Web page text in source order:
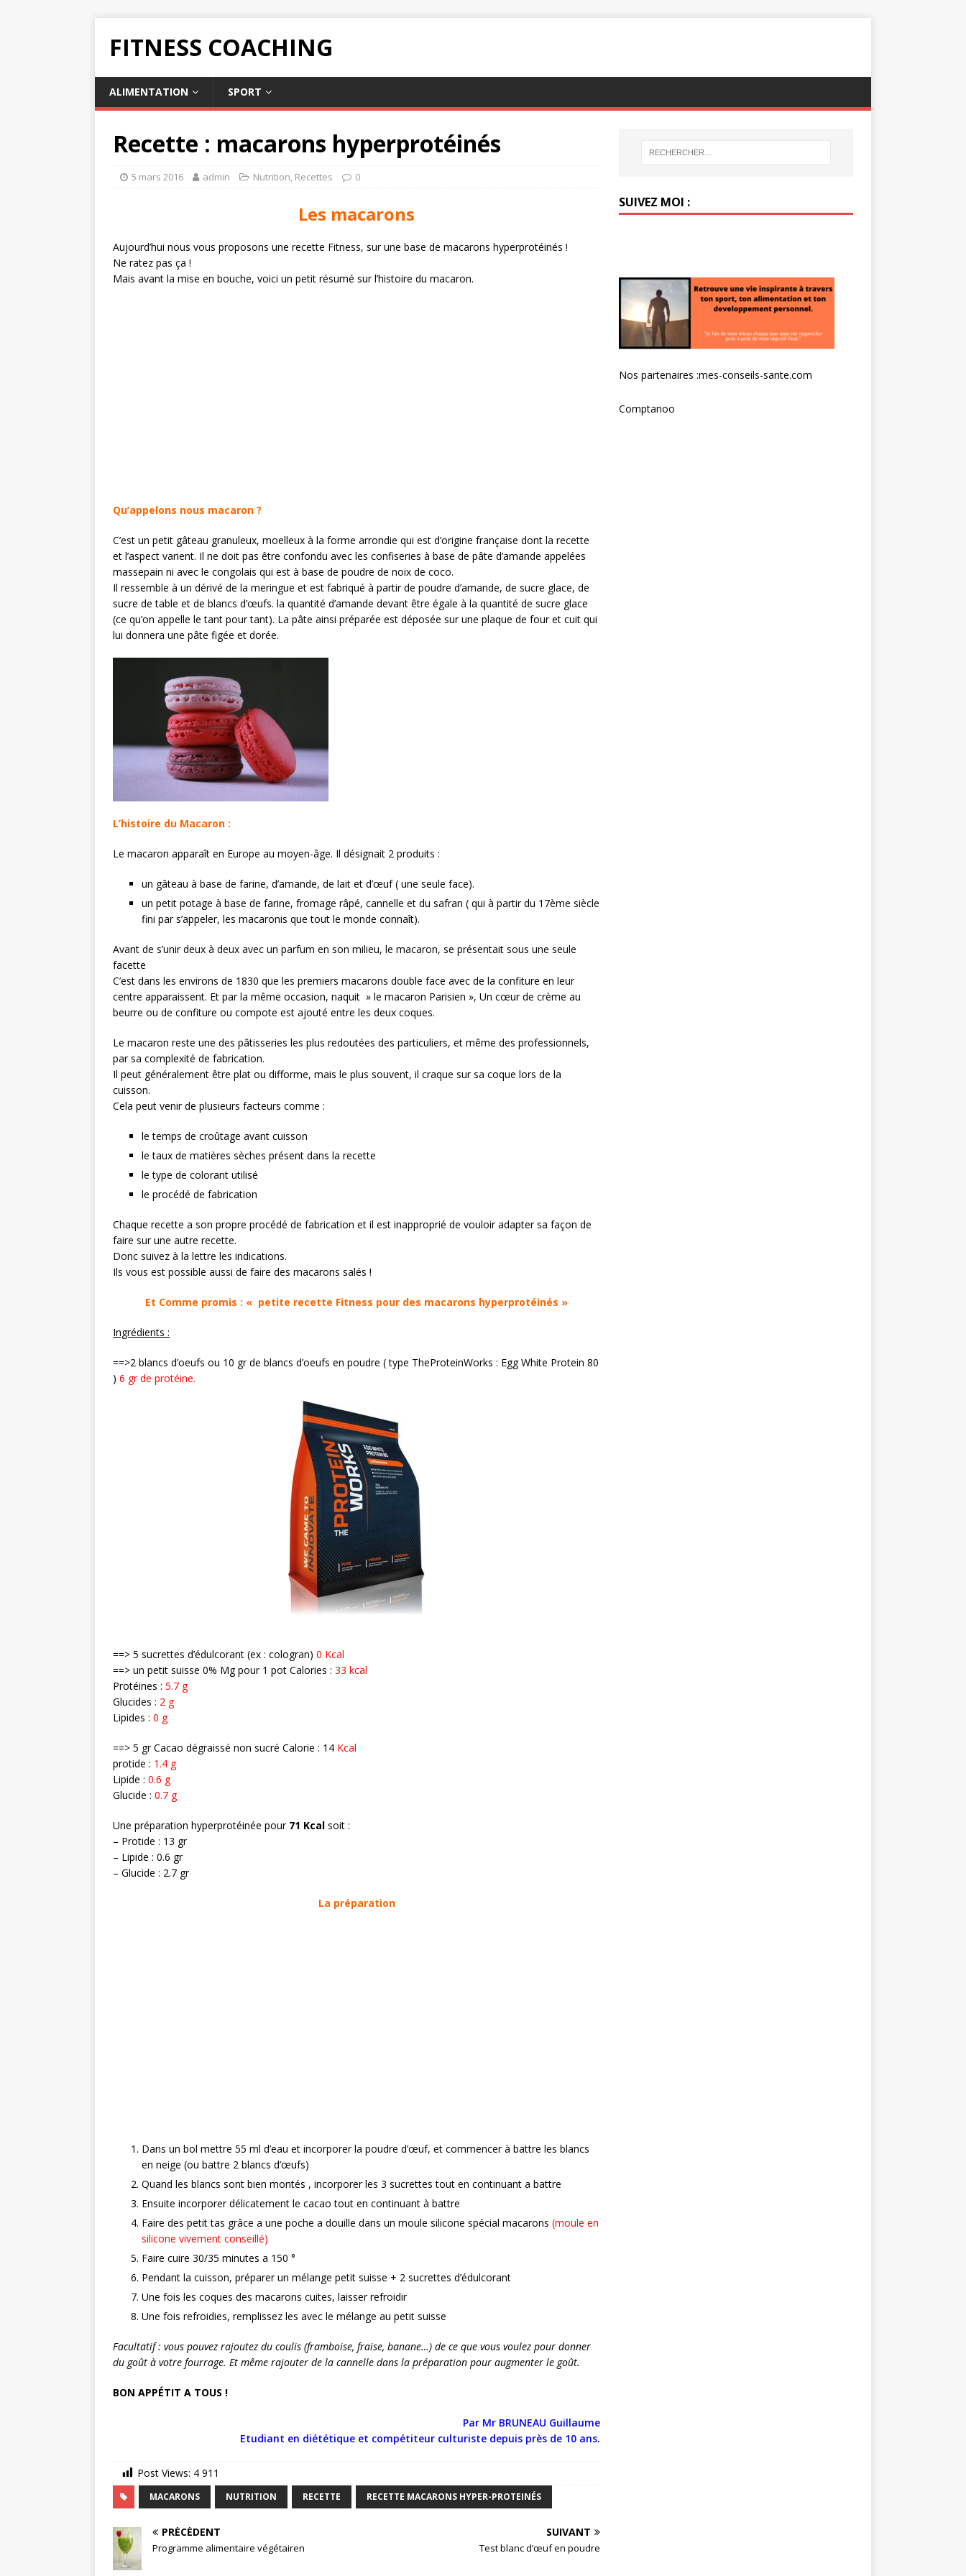
FITNESS COACHING
ALIMENTATION SPORT
Recette : macarons hyperprotéinés
5 mars 2016 admin Nutrition, Recettes 0
Les macarons
Aujourd’hui nous vous proposons une recette Fitness, sur une base de macarons hyperprotéinés !
Ne ratez pas ça !
Mais avant la mise en bouche, voici un petit résumé sur l’histoire du macaron.
Qu’appelons nous macaron ?
C’est un petit gâteau granuleux, moelleux à la forme arrondie qui est d’origine française dont la recette
et l’aspect varient. Il ne doit pas être confondu avec les confiseries à base de pâte d’amande appelées
massepain ni avec le congolais qui est à base de poudre de noix de coco.
Il ressemble à un dérivé de la meringue et est fabriqué à partir de poudre d’amande, de sucre glace, de
sucre de table et de blancs d’œufs. la quantité d’amande devant être égale à la quantité de sucre glace
(ce qu’on appelle le tant pour tant). La pâte ainsi préparée est déposée sur une plaque de four et cuit qui
lui donnera une pâte figée et dorée.
L’histoire du Macaron :
Le macaron apparaît en Europe au moyen-âge. Il désignait 2 produits :
un gâteau à base de farine, d’amande, de lait et d’œuf ( une seule face).
un petit potage à base de farine, fromage râpé, cannelle et du safran ( qui à partir du 17ème siècle
fini par s’appeler, les macaronis que tout le monde connaît).
Avant de s’unir deux à deux avec un parfum en son milieu, le macaron, se présentait sous une seule
facette
C’est dans les environs de 1830 que les premiers macarons double face avec de la confiture en leur
centre apparaissent. Et par la même occasion, naquit » le macaron Parisien », Un cœur de crème au
beurre ou de confiture ou compote est ajouté entre les deux coques.
Le macaron reste une des pâtisseries les plus redoutées des particuliers, et même des professionnels,
par sa complexité de fabrication.
Il peut généralement être plat ou difforme, mais le plus souvent, il craque sur sa coque lors de la
cuisson.
Cela peut venir de plusieurs facteurs comme :
le temps de croûtage avant cuisson
le taux de matières sèches présent dans la recette
le type de colorant utilisé
le procédé de fabrication
Chaque recette a son propre procédé de fabrication et il est inapproprié de vouloir adapter sa façon de
faire sur une autre recette.
Donc suivez à la lettre les indications.
Ils vous est possible aussi de faire des macarons salés !
Et Comme promis : « petite recette Fitness pour des macarons hyperprotéinés »
Ingrédients :
==>2 blancs d’oeufs ou 10 gr de blancs d’oeufs en poudre ( type TheProteinWorks : Egg White Protein 80
) 6 gr de protéine.
==> 5 sucrettes d’édulcorant (ex : cologran) 0 Kcal
==> un petit suisse 0% Mg pour 1 pot Calories : 33 kcal
Protéines : 5.7 g
Glucides : 2 g
Lipides : 0 g
==> 5 gr Cacao dégraissé non sucré Calorie : 14 Kcal
protide : 1.4 g
Lipide : 0.6 g
Glucide : 0.7 g
Une préparation hyperprotéinée pour 71 Kcal soit :
– Protide : 13 gr
– Lipide : 0.6 gr
– Glucide : 2.7 gr
La préparation
Dans un bol mettre 55 ml d’eau et incorporer la poudre d’œuf, et commencer à battre les blancs
en neige (ou battre 2 blancs d’œufs)
Quand les blancs sont bien montés , incorporer les 3 sucrettes tout en continuant a battre
Ensuite incorporer délicatement le cacao tout en continuant à battre
Faire des petit tas grâce a une poche a douille dans un moule silicone spécial macarons (moule en
silicone vivement conseillé)
Faire cuire 30/35 minutes a 150 °
Pendant la cuisson, préparer un mélange petit suisse + 2 sucrettes d’édulcorant
Une fois les coques des macarons cuites, laisser refroidir
Une fois refroidies, remplissez les avec le mélange au petit suisse
Facultatif : vous pouvez rajoutez du coulis (framboise, fraise, banane…) de ce que vous voulez pour donner
du goût à votre fourrage. Et même rajouter de la cannelle dans la préparation pour augmenter le goût.
BON APPÉTIT A TOUS !
Par Mr BRUNEAU Guillaume
Etudiant en diététique et compétiteur culturiste depuis près de 10 ans.
Post Views: 4 911
MACARONS NUTRITION RECETTE RECETTE MACARONS HYPER-PROTEINÉS
PRÉCÉDENT
Programme alimentaire végétairen
SUIVANT
Test blanc d’œuf en poudre
SUIVEZ MOI :
Nos partenaires :mes-conseils-sante.com
Comptanoo